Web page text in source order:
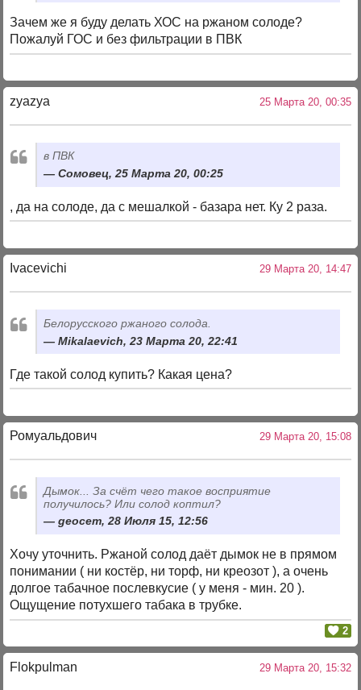
Зачем же я буду делать ХОС на ржаном солоде?
Пожалуй ГОС и без фильтрации в ПВК
zyazya 25 Марта 20, 00:35
в ПВК
Сомовец, 25 Марта 20, 00:25
, да на солоде, да с мешалкой - базара нет. Ку 2 раза.
Ivacevichi 29 Марта 20, 14:47
Белорусского ржаного солода.
Mikalaevich, 23 Марта 20, 22:41
Где такой солод купить? Какая цена?
Ромуальдович 29 Марта 20, 15:08
Дымок... За счёт чего такое восприятие
получилось? Или солод коптил?
geocem, 28 Июля 15, 12:56
Хочу уточнить. Ржаной солод даёт дымок не в прямом
понимании ( ни костёр, ни торф, ни креозот ), а очень
долгое табачное послевкусие ( у меня - мин. 20 ).
Ощущение потухшего табака в трубке.
2
Flokpulman 29 Марта 20, 15:32